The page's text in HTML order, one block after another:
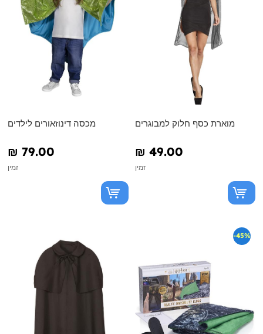
מכסה דינוזאורים לילדים
₪‎ 79.00
זמין
מוארת כסף חלוק למבוגרים
₪‎ 49.00
זמין
-45%